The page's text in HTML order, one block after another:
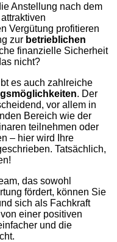
Anstellung nach dem
Vergütung profitieren
zur betrieblichen
finanzielle Sicherheit
nicht?
es auch zahlreiche
. Der
vor allem in
Bereich wie der
teilnehmen oder
– hier wird Ihre
Tatsächlich,
das sowohl
fördert, können Sie
sich als Fachkraft
einer positiven
und die